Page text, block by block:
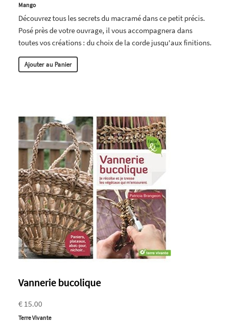
Mango
Découvrez tous les secrets du macramé dans ce petit précis.
Posé près de votre ouvrage, il vous accompagnera dans
toutes vos créations : du choix de la corde jusqu'aux finitions.
Ajouter au Panier
Vannerie bucolique
€ 15.00
Terre Vivante